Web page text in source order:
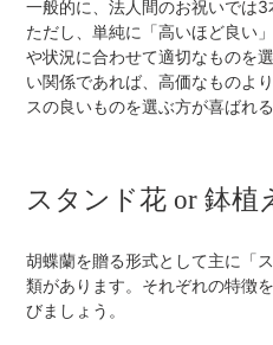
一般的に、法人間のお祝いでは3
ただし、単純に「高いほど良い
や状況に合わせて適切なものを
い関係であれば、高価なものよ
スの良いものを選ぶ方が喜ばれ
スタンド花 or 鉢植
胡蝶蘭を贈る形式として主に「
類があります。それぞれの特徴
びましょう。